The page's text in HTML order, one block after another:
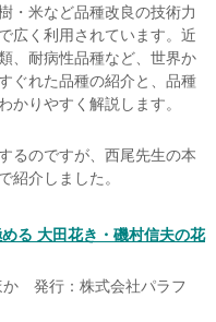
・米など品種改良の技術力
広く利用されています。近
、耐病性品種など、世界か
ぐれた品種の紹介と、品種
りやすく解説します。
るのですが、西尾先生の本
紹介しました。
る 大田花き・磯村信夫の花
か 発行：株式会社パラフ